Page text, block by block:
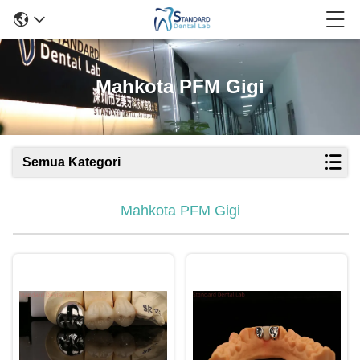
Mahkota PFM Gigi
Semua Kategori
Mahkota PFM Gigi